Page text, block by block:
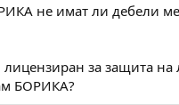
не имат ли дебели
лицензиран за защита на
БОРИКА?